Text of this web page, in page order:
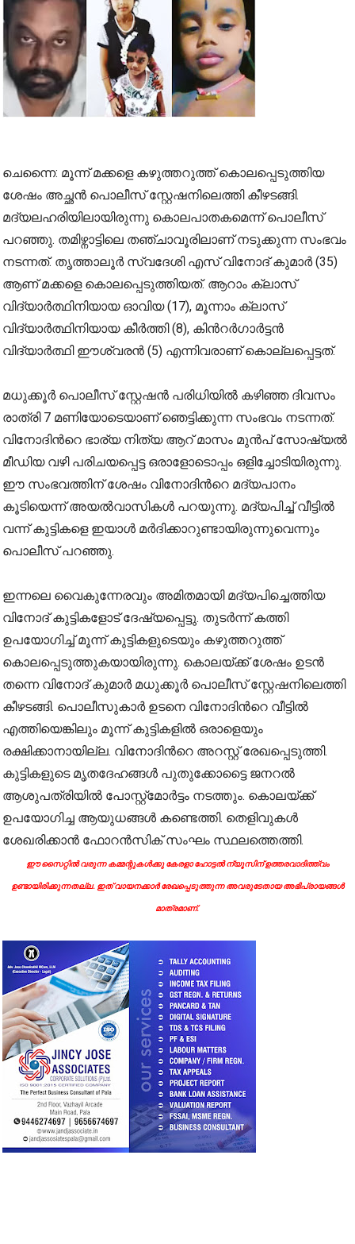
ചെന്നൈ: മൂന്ന് മക്കളെ കഴുത്തറുത്ത് കൊലപ്പെടുത്തിയ
ശേഷം അച്ഛൻ പൊലീസ് സ്റ്റേഷനിലെത്തി കീഴടങ്ങി.
മദ്യലഹരിയിലായിരുന്നു കൊലപാതകമെന്ന് പൊലീസ്
പറഞ്ഞു. തമിഴ്നാട്ടിലെ തഞ്ചാവൂരിലാണ് നടുക്കുന്ന സംഭവം
നടന്നത്. തൃത്താലൂർ സ്വദേശി എസ് വിനോദ് കുമാർ (35)
ആണ് മക്കളെ കൊലപ്പെടുത്തിയത്. ആറാം ക്ലാസ്
വിദ്യാർത്ഥിനിയായ ഓവിയ (17), മൂന്നാം ക്ലാസ്
വിദ്യാർത്ഥിനിയായ കീർത്തി (8), കിന്‍റർഗാർട്ടൻ
വിദ്യാർത്ഥി ഈശ്വരൻ (5) എന്നിവരാണ് കൊല്ലപ്പെട്ടത്.
മധുക്കൂർ പൊലീസ് സ്റ്റേഷൻ പരിധിയിൽ കഴിഞ്ഞ ദിവസം
രാത്രി 7 മണിയോടെയാണ് ഞെട്ടിക്കുന്ന സംഭവം നടന്നത്.
വിനോദിന്‍റെ ഭാര്യ നിത്യ ആറ് മാസം മുൻപ് സോഷ്യൽ
മീഡിയ വഴി പരിചയപ്പെട്ട ഒരാളോടൊപ്പം ഒളിച്ചോടിയിരുന്നു.
ഈ സംഭവത്തിന് ശേഷം വിനോദിന്‍റെ മദ്യപാനം
കൂടിയെന്ന് അയൽവാസികൾ പറയുന്നു. മദ്യപിച്ച് വീട്ടിൽ
വന്ന് കുട്ടികളെ ഇയാൾ മർദിക്കാറുണ്ടായിരുന്നുവെന്നും
പൊലീസ് പറഞ്ഞു.
ഇന്നലെ വൈകുന്നേരവും അമിതമായി മദ്യപിച്ചെത്തിയ
വിനോദ് കുട്ടികളോട് ദേഷ്യപ്പെട്ടു. തുടർന്ന് കത്തി
ഉപയോഗിച്ച് മൂന്ന് കുട്ടികളുടെയും കഴുത്തറുത്ത്
കൊലപ്പെടുത്തുകയായിരുന്നു. കൊലയ്ക്ക് ശേഷം ഉടൻ
തന്നെ വിനോദ് കുമാർ മധുക്കൂർ പൊലീസ് സ്റ്റേഷനിലെത്തി
കീഴടങ്ങി. പൊലീസുകാർ ഉടനെ വിനോദിന്‍റെ വീട്ടിൽ
എത്തിയെങ്കിലും മൂന്ന് കുട്ടികളിൽ ഒരാളെയും
രക്ഷിക്കാനായില്ല. വിനോദിന്‍റെ അറസ്റ്റ് രേഖപ്പെടുത്തി.
കുട്ടികളുടെ മൃതദേഹങ്ങൾ പുതുക്കോട്ടൈ ജനറൽ
ആശുപത്രിയിൽ പോസ്റ്റ്മോർട്ടം നടത്തും. കൊലയ്ക്ക്
ഉപയോഗിച്ച ആയുധങ്ങൾ കണ്ടെത്തി. തെളിവുകൾ
ശേഖരിക്കാൻ ഫോറൻസിക് സംഘം സ്ഥലത്തെത്തി.
ഈ സൈറ്റിൽ വരുന്ന കമ്മന്റുകൾക്കു കേരളാ ഹോട്ടൽ ന്യൂസിന് ഉത്തരവാദിത്ത്വം
ഉണ്ടായിരിക്കുന്നതല്ല. ഇത് വായനക്കാർ രേഖപ്പെടുത്തുന്ന അവരുടേതായ അഭിപ്രായങ്ങൾ
മാത്രമാണ്.